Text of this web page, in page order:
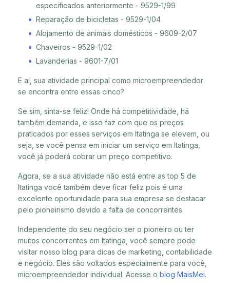
especificados anteriormente - 9529-1/99
Reparação de bicicletas - 9529-1/04
Alojamento de animais domésticos - 9609-2/07
Chaveiros - 9529-1/02
Lavanderias - 9601-7/01
E aí, sua atividade principal como microempreendedor
se encontra entre essas cinco?
Se sim, sinta-se feliz! Onde há competitividade, há
também demanda, e isso faz com que os preços
praticados por esses serviços em Itatinga se elevem, ou
seja, se você pensa em iniciar um serviço em Itatinga,
você já poderá cobrar um preço competitivo.
Agora, se a sua atividade não está entre as top 5 de
Itatinga você também deve ficar feliz pois é uma
excelente oportunidade para sua empresa se destacar
pelo pioneirismo devido a falta de concorrentes.
Independente do seu negócio ser o pioneiro ou ter
muitos concorrentes em Itatinga, você sempre pode
visitar nosso blog para dicas de marketing, contabilidade
e negócio. Eles são voltados especialmente para você,
microempreendedor individual. Acesse o blog MaisMei.